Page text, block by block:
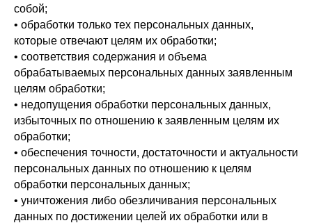
собой;
• обработки только тех персональных данных,
которые отвечают целям их обработки;
• соответствия содержания и объема
обрабатываемых персональных данных заявленным
целям обработки;
• недопущения обработки персональных данных,
избыточных по отношению к заявленным целям их
обработки;
• обеспечения точности, достаточности и актуальности
персональных данных по отношению к целям
обработки персональных данных;
• уничтожения либо обезличивания персональных
данных по достижении целей их обработки или в